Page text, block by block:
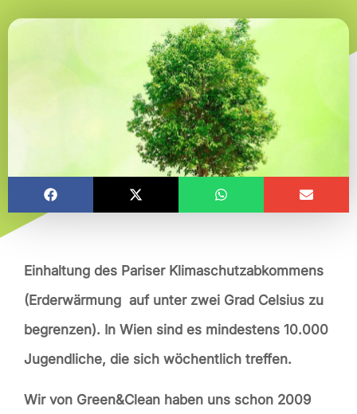
Einhaltung des Pariser Klimaschutzabkommens
(Erderwärmung auf unter zwei Grad Celsius zu
begrenzen). In Wien sind es mindestens 10.000
Jugendliche, die sich wöchentlich treffen.
Wir von Green&Clean haben uns schon 2009